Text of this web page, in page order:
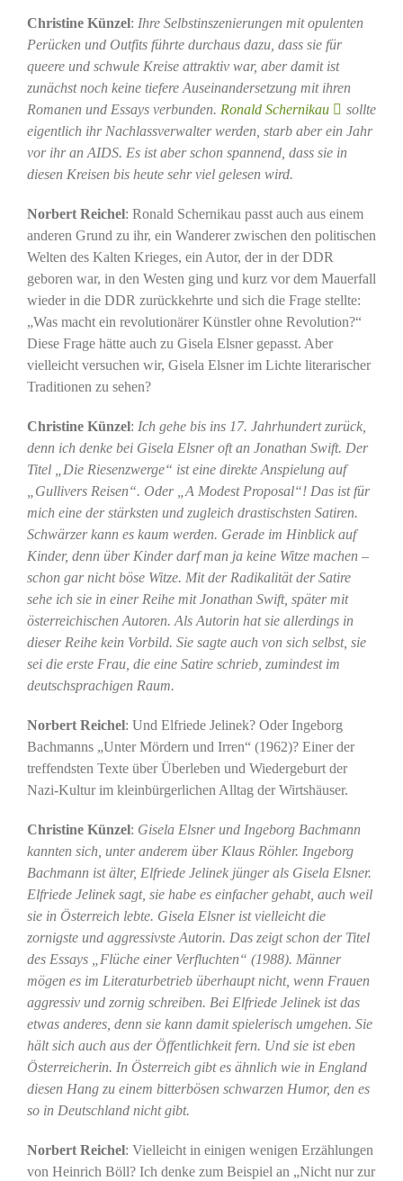
Christine Künzel: Ihre Selbstinszenierungen mit opulenten
Perücken und Outfits führte durchaus dazu, dass sie für
queere und schwule Kreise attraktiv war, aber damit ist
zunächst noch keine tiefere Auseinandersetzung mit ihren
Romanen und Essays verbunden. Ronald Schernikau
sollte
eigentlich ihr Nachlassverwalter werden, starb aber ein Jahr
vor ihr an AIDS. Es ist aber schon spannend, dass sie in
diesen Kreisen bis heute sehr viel gelesen wird.
Norbert Reichel: Ronald Schernikau passt auch aus einem
anderen Grund zu ihr, ein Wanderer zwischen den politischen
Welten des Kalten Krieges, ein Autor, der in der DDR
geboren war, in den Westen ging und kurz vor dem Mauerfall
wieder in die DDR zurückkehrte und sich die Frage stellte:
„Was macht ein revolutionärer Künstler ohne Revolution?“
Diese Frage hätte auch zu Gisela Elsner gepasst. Aber
vielleicht versuchen wir, Gisela Elsner im Lichte literarischer
Traditionen zu sehen?
Christine Künzel: Ich gehe bis ins 17. Jahrhundert zurück,
denn ich denke bei Gisela Elsner oft an Jonathan Swift. Der
Titel „Die Riesenzwerge“ ist eine direkte Anspielung auf
„Gullivers Reisen“. Oder „A Modest Proposal“! Das ist für
mich eine der stärksten und zugleich drastischsten Satiren.
Schwärzer kann es kaum werden. Gerade im Hinblick auf
Kinder, denn über Kinder darf man ja keine Witze machen –
schon gar nicht böse Witze. Mit der Radikalität der Satire
sehe ich sie in einer Reihe mit Jonathan Swift, später mit
österreichischen Autoren. Als Autorin hat sie allerdings in
dieser Reihe kein Vorbild. Sie sagte auch von sich selbst, sie
sei die erste Frau, die eine Satire schrieb, zumindest im
deutschsprachigen Raum.
Norbert Reichel: Und Elfriede Jelinek? Oder Ingeborg
Bachmanns „Unter Mördern und Irren“ (1962)? Einer der
treffendsten Texte über Überleben und Wiedergeburt der
Nazi-Kultur im kleinbürgerlichen Alltag der Wirtshäuser.
Christine Künzel: Gisela Elsner und Ingeborg Bachmann
kannten sich, unter anderem über Klaus Röhler. Ingeborg
Bachmann ist älter, Elfriede Jelinek jünger als Gisela Elsner.
Elfriede Jelinek sagt, sie habe es einfacher gehabt, auch weil
sie in Österreich lebte. Gisela Elsner ist vielleicht die
zornigste und aggressivste Autorin. Das zeigt schon der Titel
des Essays „Flüche einer Verfluchten“ (1988). Männer
mögen es im Literaturbetrieb überhaupt nicht, wenn Frauen
aggressiv und zornig schreiben. Bei Elfriede Jelinek ist das
etwas anderes, denn sie kann damit spielerisch umgehen. Sie
hält sich auch aus der Öffentlichkeit fern. Und sie ist eben
Österreicherin. In Österreich gibt es ähnlich wie in England
diesen Hang zu einem bitterbösen schwarzen Humor, den es
so in Deutschland nicht gibt.
Norbert Reichel: Vielleicht in einigen wenigen Erzählungen
von Heinrich Böll? Ich denke zum Beispiel an „Nicht nur zur